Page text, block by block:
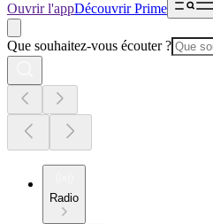
Ouvrir l'appDécouvrir Prime
Que souhaitez-vous écouter ?
Radio